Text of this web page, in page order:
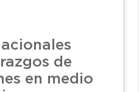
de
en medio